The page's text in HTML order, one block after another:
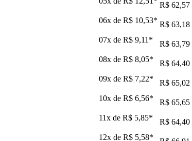
R$ 62,57
06x de R$ 10,53* R$ 63,18
07x de R$ 9,11 *
R$ 63,79
08x de R$ 8,05*
R$ 64,40
09x de R$ 7,22*
R$ 65,02
10x de R$ 6,56*
R$ 65,65
11x de R$ 5,85*
R$ 64,40
12x de R$ 5,58*